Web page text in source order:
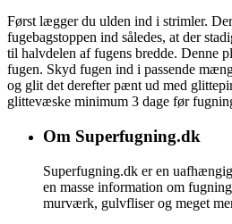
Først lægger du ulden ind i strimler.
fugebagstoppen ind således, at der
til halvdelen af fugens bredde. Denne
fugen. Skyd fugen ind i passende
og glit det derefter pænt ud med
glittevæske minimum 3 dage før
Om Superfugning.dk
Superfugning.dk er en
en masse information om
murværk, gulvfliser og meget